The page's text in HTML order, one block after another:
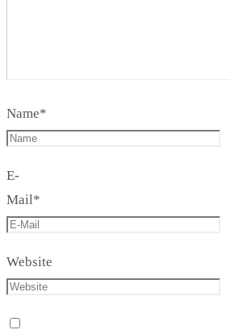
Name*
E-
Mail*
Website